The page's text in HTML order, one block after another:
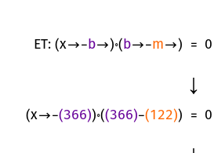
ET: (x→− b→)∘( b→−m→) = 0
↓
(x→−(366))∘((366)−(1 22)) = 0